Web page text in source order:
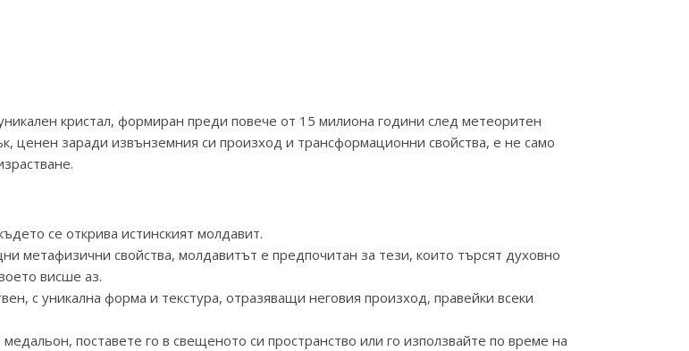
кристал, формиран преди повече от 15 милиона години след метеоритен
ценен заради извънземния си произход и трансформационни свойства, е не само
се открива истинският молдавит.
метафизични свойства, молдавитът е предпочитан за тези, които търсят духовно
висше аз.
с уникална форма и текстура, отразяващи неговия произход, правейки всеки
медальон, поставете го в свещеното си пространство или го използвайте по време на